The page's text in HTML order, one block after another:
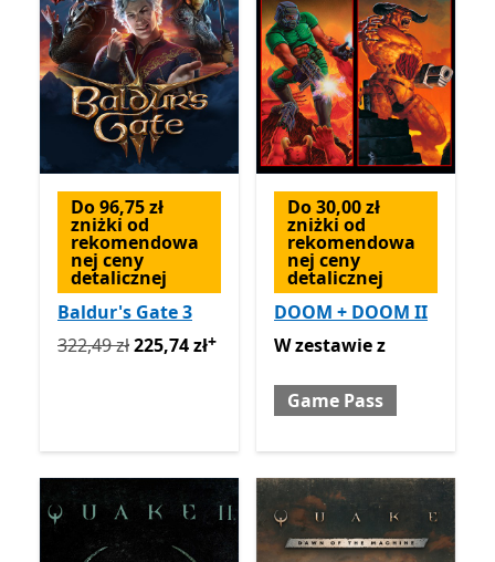
Do 96,75 zł
zniżki od
rekomendowa
nej ceny
detalicznej
Baldur's Gate 3
Pierwotnie 322,49 zł teraz 225,74 złOferty zakupu w
322,49 zł225,74 zł+
Do 30,00 zł
zniżki od
rekomendowa
nej ceny
detalicznej
DOOM + DOOM II
W zestawie z Game Pass
W zestawiez
Game Pass